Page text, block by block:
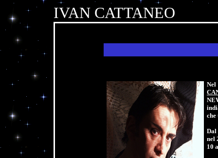
IVAN CATTANEO
Nel
che
Dal
nel
10